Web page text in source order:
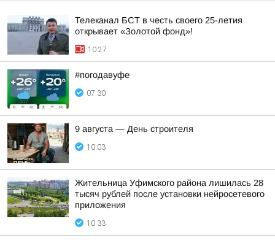
Телеканал БСТ в честь своего 25-летия
открывает «Золотой фонд»!
10:27
#погодавуфе
07:30
9 августа — День строителя
10:03
Жительница Уфимского района лишилась 28
тысяч рублей после установки нейросетевого
приложения
10:33